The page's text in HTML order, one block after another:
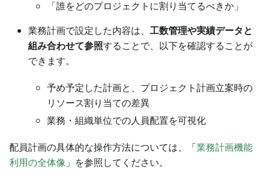
「誰をどのプロジェクトに割り当てるべきか」
業務計画で設定した内容は、 工数管理や実績データと
組み合わせて参照することで、以下を確認することが
できます。
予め予定した計画と、プロジェクト計画立案時の
リソース割り当ての差異
業務・組織単位での人員配置を可視化
配員計画の具体的な操作方法については、「業務計画機能
利用の全体像 」を参照してください。